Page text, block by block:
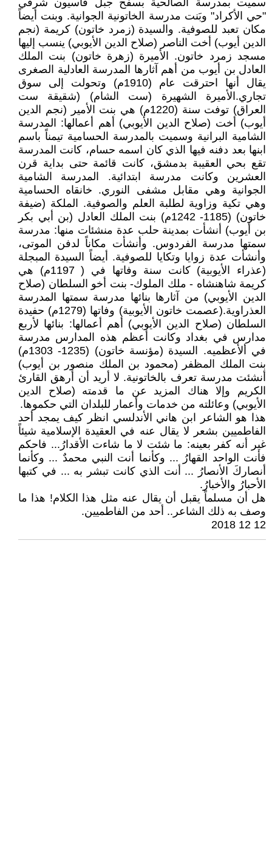
سميت بمدرسة الصالحية بسفح جبل قاسيون شرقي
"حي الأكراد" وبَنت مدرسة الخاتونية الجوانية. وبنت أيضاً
مكان تعبد للصوفية. والسيدة (زمرد خاتون) كريمة (نجم
الدين أيوب) أخت الناصر (صلاح الدين الأيوبي) ينسب إليها
مسجد زمرد خاتون. الأميرة (زهرة خاتون) بنت الملك
العادل بن أيوب من أهم آثارها المدرسة العادلية الصغرى
يقال أنها احترقت عام (1910م) وتحولت إلى سوق
تجاري.الأميرة الشهيرة (ست الشام) (شقيقة ست
العراق) توفت سنة (1220م) هي بنت الأمير (نجم الدين
أيوب) أخت (صلاح الدين الأيوبي) أهم أعمالها: المدرسة
الشامية البرانية وسميت بالمدرسة الحسامية تيمناً باسم
ابنها بعد دفنه فيها الذي كان اسمه حسام، كانت المدرسة
تقع بحي العقيبة بدمشق، كانت قائمة حتى بداية قرن
العشرين وكانت مدرسة ابتدائية. المدرسة الشامية
الجوانية وهي مقابل مشفى النوري. خانقاه الحسامية
وهي تكية وزاوية لطلبة العلم والصوفية. الملكة (ضيفة
خاتون) (1185- 1242م) بنت الملك العادل (بن أبي بكر
بن أيوب) أنشأت بمدينة حلب عدة منشئات منها: مدرسة
سمتها مدرسة الفردوس. وأنشأت مكاناً لدفن الموتى،
وأنشأت عدة زوايا وتكايا للصوفية. أيضاً السيدة المبجلة
(عذراء الأيوبية) كانت سنة وفاتها في ( 1197م) هي
كريمة شاهنشاه - ملك الملوك- بنت أخو السلطان (صلاح
الدين الأيوبي) من آثارها بنائها مدرسة سمتها المدرسة
العذراوية.(عصمت خاتون الأيوبية) وفاتها (1279م) حفيدة
السلطان (صلاح الدين الأيوبي) أهم أعمالها: بنائها لأربع
مدارس في بغداد وكانت أعظم هذه المدارس مدرسة
في ألأعظميه. السيدة (مؤنسة خاتون) (1235- 1303م)
بنت الملك المظفر (محمود بن الملك منصور بن أيوب)
أنشئت مدرسة تعرف بالخاتونية. لا أريد أن أرهق القارئ
الكريم وإلا هناك المزيد عن ما قدمته (صلاح الدين
الأيوبي) وعائلته من خدمات وأعمار للبلدان التي حكموها.
هذا هو الشاعر ابن هاني الأندلسي انظر كيف يمجد أحد
الفاطميين بشعر لا يقال عنه في العقيدة الإسلامية شيئاً
غير أنه كفر بعينه: ما شئت لا ما شاءت الأقدارُ... فاحكم
فأنت الواحد القهارُ ... وكأنما أنت النبي محمدٌ ... وكأنما
أنصاركَ الأنصارُ ... أنت الذي كانت تبشر به ... في كتبها
الأحبارُ والأخبارُ.
هل أن مسلماً يقبل أن يقال عنه مثل هذا الكلام! هذا ما
وصف به ذلك الشاعر.. أحد من الفاطميين.
12 12 2018